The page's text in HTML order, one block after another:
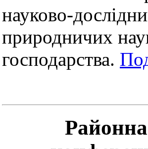
науково-
природничих
господарства.